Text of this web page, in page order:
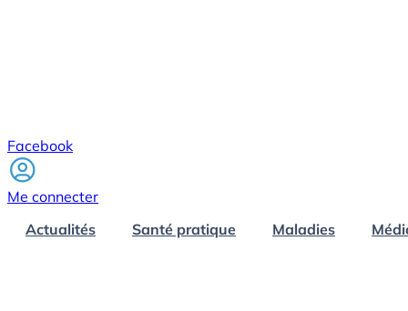
Facebook
Me connecter
Actualités
Santé pratique Maladies